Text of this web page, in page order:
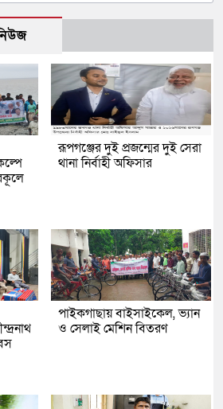
রূপগঞ্জের দুই প্রজন্মের দুই সেরা
থানা নির্বাহী অফিসার
পাইকগাছায় বাইসাইকেল, ভ্যান
ও সেলাই মেশিন বিতরণ